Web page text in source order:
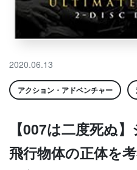
2020.06.13
アクション・アドベンチャー
【007は二度死ぬ
飛行物体の正体を